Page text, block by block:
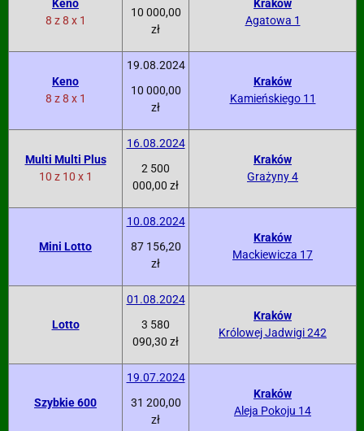
Keno
8 z 8 x 1
10 000,00
zł
Kraków
Agatowa 1
Keno
8 z 8 x 1
19.08.2024
10 000,00
zł
Kraków
Kamieńskiego 11
Multi Multi Plus
10 z 10 x 1
16.08.2024
2 500
000,00 zł
Kraków
Grażyny 4
Mini Lotto
10.08.2024
87 156,20
zł
Kraków
Mackiewicza 17
Lotto
01.08.2024
3 580
090,30 zł
Kraków
Królowej Jadwigi 242
Szybkie 600
19.07.2024
31 200,00
zł
Kraków
Aleja Pokoju 14